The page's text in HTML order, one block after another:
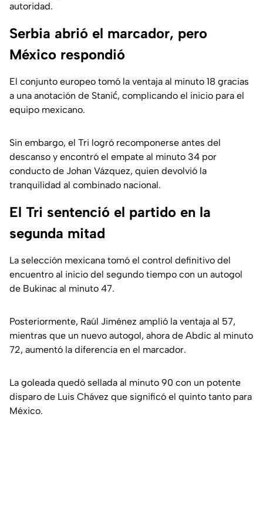
autoridad.
Serbia abrió el marcador, pero
México respondió
El conjunto europeo tomó la ventaja al minuto 18 gracias
a una anotación de Stanić, complicando el inicio para el
equipo mexicano.
Sin embargo, el Tri logró recomponerse antes del
descanso y encontró el empate al minuto 34 por
conducto de Johan Vázquez, quien devolvió la
tranquilidad al combinado nacional.
El Tri sentenció el partido en la
segunda mitad
La selección mexicana tomó el control definitivo del
encuentro al inicio del segundo tiempo con un autogol
de Bukinac al minuto 47.
Posteriormente, Raúl Jiménez amplió la ventaja al 57,
mientras que un nuevo autogol, ahora de Abdic al minuto
72, aumentó la diferencia en el marcador.
La goleada quedó sellada al minuto 90 con un potente
disparo de Luis Chávez que significó el quinto tanto para
México.